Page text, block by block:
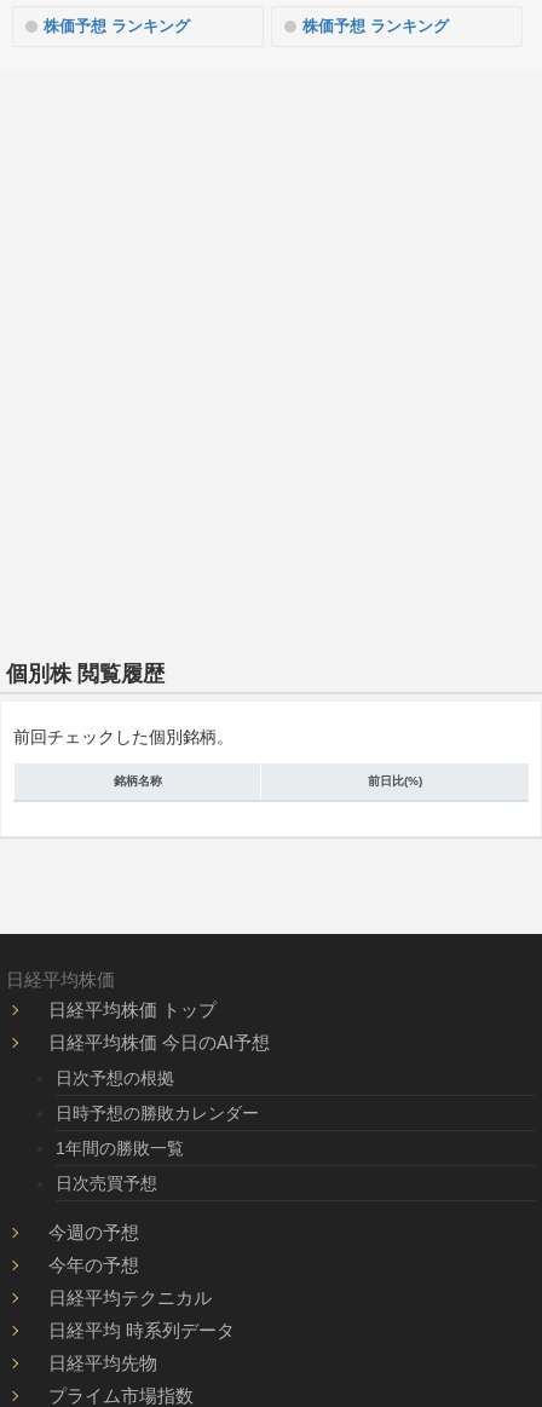
株価予想 ランキング 株価予想 ランキング
個別株 閲覧履歴
前回チェックした個別銘柄。
銘柄名称 前日比(%)
日経平均株価
日経平均株価 トップ
日経平均株価 今日のAI予想
日次予想の根拠
日時予想の勝敗カレンダー
1年間の勝敗一覧
日次売買予想
今週の予想
今年の予想
日経平均テクニカル
日経平均 時系列データ
日経平均先物
プライム市場指数